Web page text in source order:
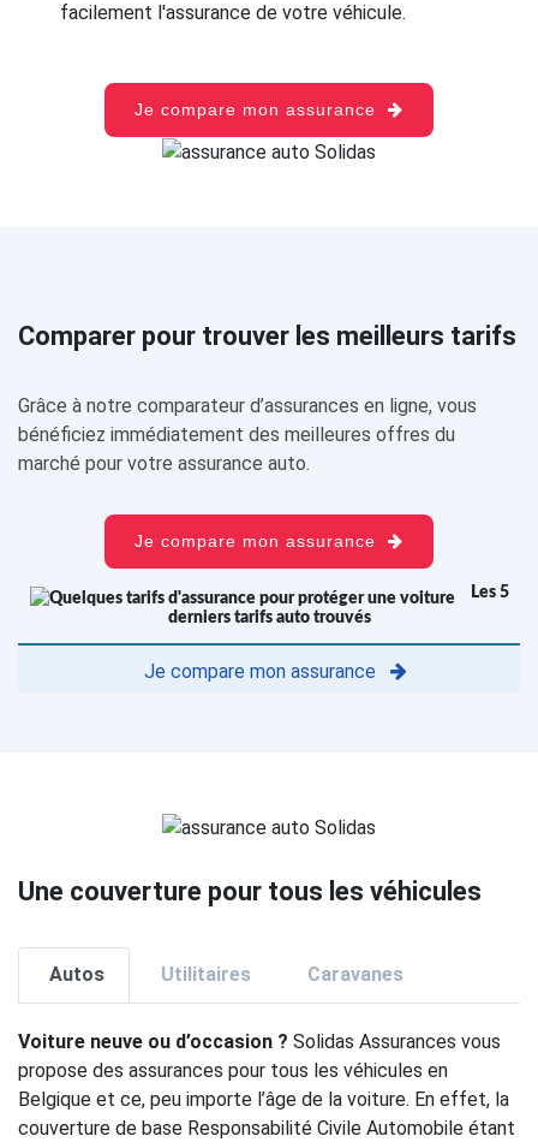
facilement l'assurance de votre véhicule.
Je compare mon assurance
Comparer pour trouver les meilleurs tarifs
Grâce à notre comparateur d’assurances en ligne, vous
bénéficiez immédiatement des meilleures offres du
marché pour votre assurance auto.
Je compare mon assurance
Les 5
derniers tarifs auto trouvés
Je compare mon assurance
Une couverture pour tous les véhicules
Autos Utilitaires Caravanes
Voiture neuve ou d’occasion ? Solidas Assurances vous
propose des assurances pour tous les véhicules en
Belgique et ce, peu importe l’âge de la voiture. En effet, la
couverture de base Responsabilité Civile Automobile étant